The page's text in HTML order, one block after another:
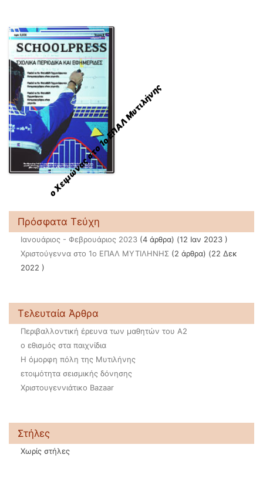
ο Χειμώνας στο 1ο ΕΠΑΛ Μυτιλήνης
Πρόσφατα Τεύχη
Ιανουάριος - Φεβρουάριος 2023 (4 άρθρα) (12 Ιαν 2023 )
Χριστούγεννα στο 1ο ΕΠΑΛ ΜΥΤΙΛΗΝΗΣ (2 άρθρα) (22 Δεκ
2022 )
Τελευταία Άρθρα
Περιβαλλοντική έρευνα των μαθητών του Α2
ο εθισμός στα παιχνίδια
Η όμορφη πόλη της Μυτιλήνης
ετοιμότητα σεισμικής δόνησης
Χριστουγεννιάτικο Bazaar
Στήλες
Χωρίς στήλες